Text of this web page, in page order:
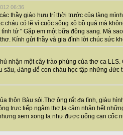
06:36
thầy giáo hưu trí thời trước của làng
cháu có lẽ vì cuộc sống xô bồ quá mà
tứ " Gặp em một bữa đông sang. Mà
Kính gửi thầy và gia đình lời chúc sức
nhận một cây trào phúng của thơ ca LLS.
sâu, đáng để con cháu học tập những đức
thôn Bàu sỏi.Thơ ông rất đa tình, giàu
trực tiếp ngâm thơ,ta cảm nhận hết
xem xong ta như được uống cạn cốc